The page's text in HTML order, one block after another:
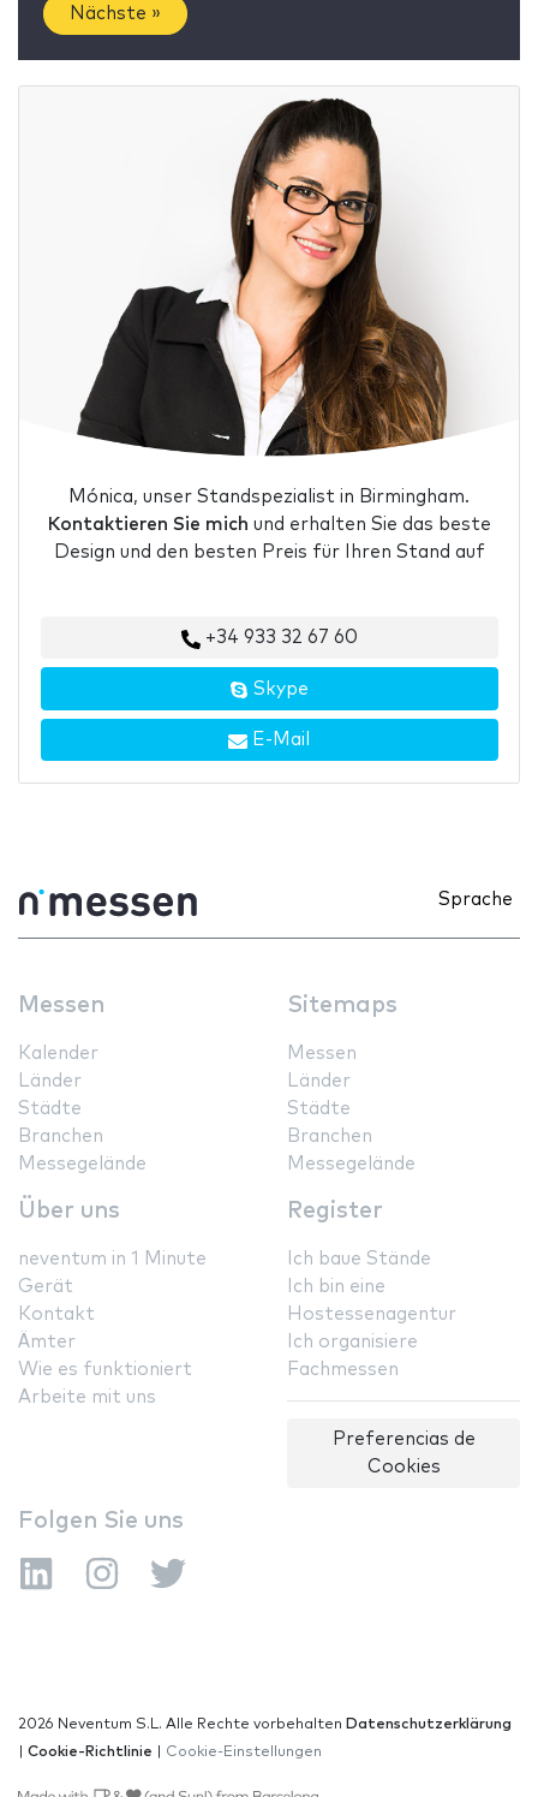
Nächste »
Mónica, unser Standspezialist in Birmingham.
Kontaktieren Sie mich und erhalten Sie das beste
Design und den besten Preis für Ihren Stand auf
+34 933 32 67 60
Skype
E-Mail
Sprache
Messen
Kalender
Länder
Städte
Branchen
Messegelände
Sitemaps
Messen
Länder
Städte
Branchen
Messegelände
Über uns
neventum in 1 Minute
Gerät
Kontakt
Ämter
Wie es funktioniert
Arbeite mit uns
Register
Ich baue Stände
Ich bin eine
Hostessenagentur
Ich organisiere
Fachmessen
Preferencias de
Cookies
Folgen Sie uns
2026 Neventum S.L. Alle Rechte vorbehalten Datenschutzerklärung
Cookie-Richtlinie Cookie-Einstellungen